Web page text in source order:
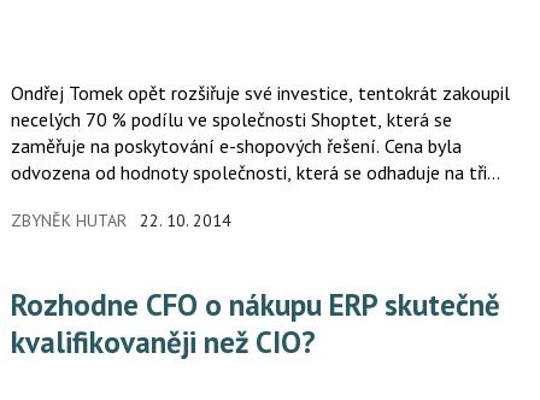
Ondřej Tomek opět rozšiřuje své investice, tentokrát zakoupil
necelých 70 % podílu ve společnosti Shoptet, která se
zaměřuje na poskytování e-shopových řešení. Cena byla
odvozena od hodnoty společnosti, která se odhaduje na tři
soustředí zejména na mladé, dynamické firmy s velkým
ZBYNĚK HUTAR 22. 10. 2014
Rozhodne CFO o nákupu ERP skutečně
kvalifikovaněji než CIO?